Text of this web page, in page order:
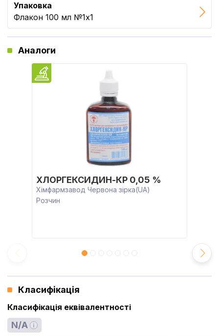
Упаковка
Флакон 100 мл №1x1
Аналоги
ХЛОРГЕКСИДИН-КР 0,05 %
Хімфармзавод Червона зірка(UA)
Розчин
Класифікація
Класифікація еквівалентності
N/A